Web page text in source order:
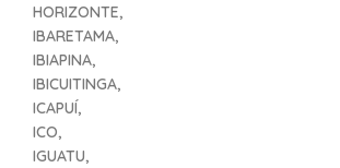
HORIZONTE,
IBARETAMA,
IBIAPINA,
IBICUITINGA,
ICAPUÍ,
ICO,
IGUATU,